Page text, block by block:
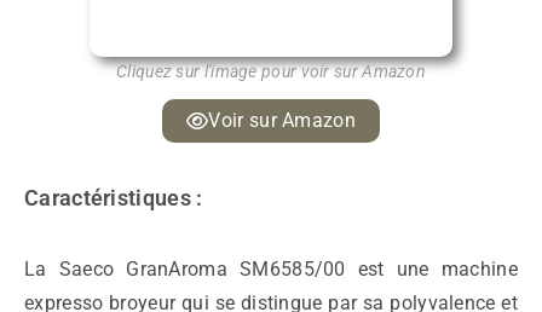
Cliquez sur l'image pour voir sur Amazon
Voir sur Amazon
Caractéristiques :
La Saeco GranAroma SM6585/00 est une machine
expresso broyeur qui se distingue par sa polyvalence et